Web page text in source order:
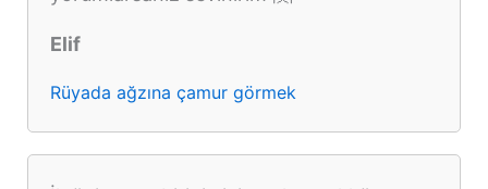
Elif
Rüyada ağzına çamur görmek